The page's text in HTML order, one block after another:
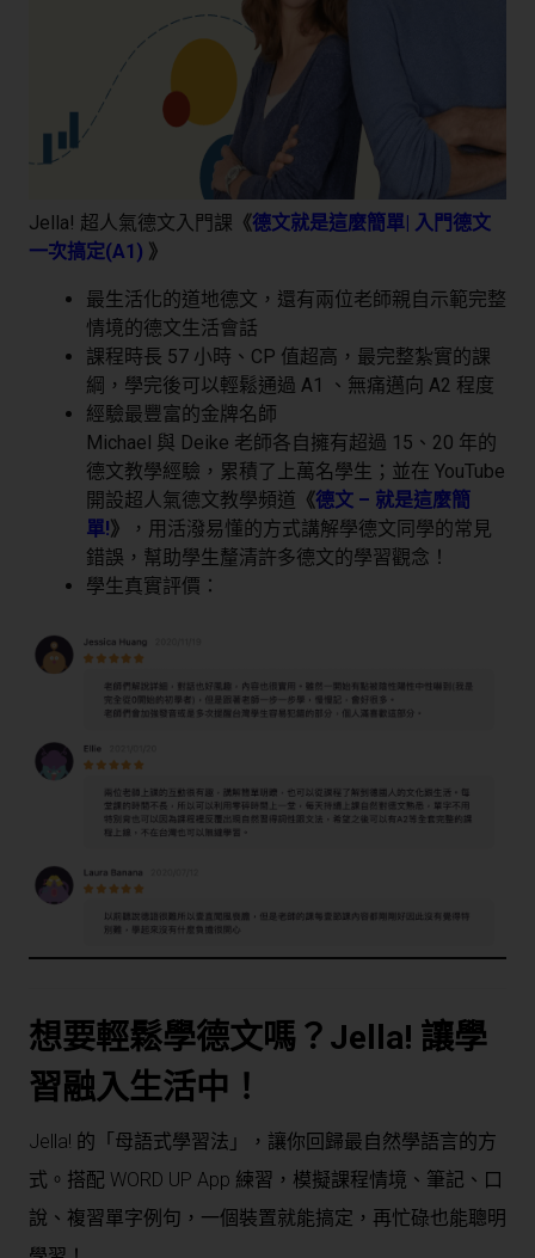
Jella! 超人氣德文入門課 《德文就是這麼簡單| 入門德文
一次搞定(A1) 》
最生活化的道地德文，還有兩位老師親自示範完整
情境的德文生活會話
課程時長 57 小時、CP 值超高，最完整紮實的課
綱，學完後可以輕鬆通過 A1 、無痛邁向 A2 程度
經驗最豐富的金牌名師
Michael 與 Deike 老師各自擁有超過 15、20 年的
德文教學經驗，累積了上萬名學生；並在 YouTube
開設超人氣德文教學頻道 《德文 – 就是這麼簡
單!》
，用活潑易懂的方式講解學德文同學的常見
錯誤，幫助學生釐清許多德文的學習觀念！
學生真實評價：
想要輕鬆學德文嗎？Jella! 讓學
習融入生活中！
Jella! 的「母語式學習法」，讓你回歸最自然學語言的方
式。搭配 WORD UP App 練習，模擬課程情境、筆記、口
說、複習單字例句，一個裝置就能搞定，再忙碌也能聰明